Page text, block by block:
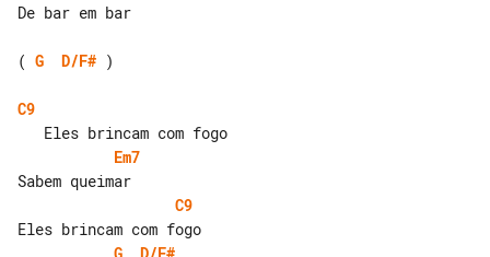
De bar em bar
( G D/F# )
C9
Em7
C9